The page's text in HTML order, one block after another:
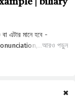
| biliary
আরও পড়ুন
✖